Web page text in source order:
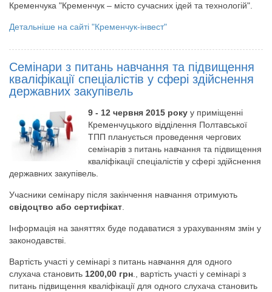
Кременчука "Кременчук – місто сучасних ідей та технологій".
Детальніше на сайті "Кременчук-інвест"
Семінари з питань навчання та підвищення
кваліфікації спеціалістів у сфері здійснення
державних закупівель
9 - 12 червня 2015 року у приміщенні
Кременчуцького відділення Полтавської
ТПП планується проведення чергових
семінарів з питань навчання та підвищення
кваліфікації спеціалістів у сфері здійснення
державних закупівель.
Учасники семінару після закінчення навчання отримують
свідоцтво або сертифікат
Інформація на заняттях буде подаватися з урахуванням змін у
законодавстві.
Вартість участі у семінарі з питань навчання для одного
слухача становить 1200,00 грн ., вартість участі у семінарі з
питань підвищення кваліфікації для одного слухача становить